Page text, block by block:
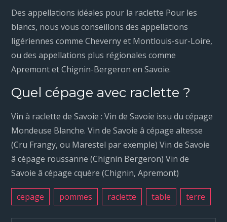
Des appellations idéales pour la raclette Pour les
blancs, nous vous conseillons des appellations
ligériennes comme Cheverny et Montlouis-sur-Loire,
ou des appellations plus régionales comme
Apremont et Chignin-Bergeron en Savoie.
Quel cépage avec raclette ?
Vin à raclette de Savoie : Vin de Savoie issu du cépage
Mondeuse Blanche. Vin de Savoie â cépage altesse
(Cru Frangy, ou Marestel par exemple) Vin de Savoie
â cépage roussanne (Chignin Bergeron) Vin de
Savoie â cépage cquère (Chignin, Apremont)
cepage pommes raclette table terre